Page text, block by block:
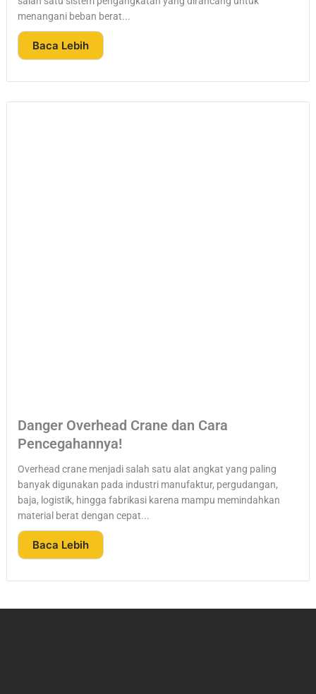
menangani beban berat...
Baca Lebih
Danger Overhead Crane dan Cara
Pencegahannya!
Overhead crane menjadi salah satu alat angkat yang paling
banyak digunakan pada industri manufaktur, pergudangan,
baja, logistik, hingga fabrikasi karena mampu memindahkan
material berat dengan cepat...
Baca Lebih